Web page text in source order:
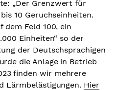
„Der Grenzwert für
10 Geruchseinheiten.
dem Feld 100, ein
Einheiten“ so der
der Deutschsprachigen
die Anlage in Betrieb
finden wir mehrere
Lärmbelästigungen. Hier